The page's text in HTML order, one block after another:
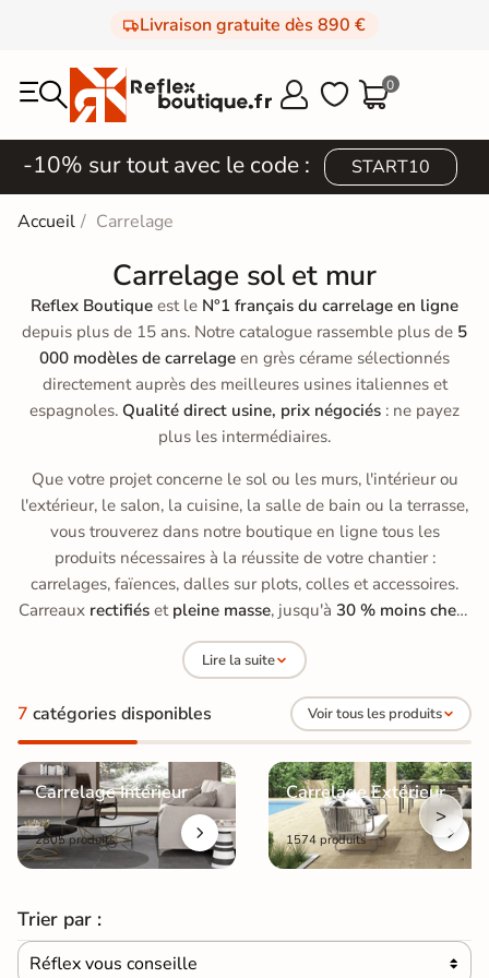
Livraison gratuite dès 890 €
  0
-10% sur tout avec le code : START10
Accueil Carrelage
Carrelage sol et mur
Reflex Boutique est le N°1 français du carrelage en ligne
depuis plus de 15 ans. Notre catalogue rassemble plus de 5
000 modèles de carrelage en grès cérame sélectionnés
directement auprès des meilleures usines italiennes et
espagnoles. Qualité direct usine, prix négociés : ne payez
plus les intermédiaires.
Que votre projet concerne le sol ou les murs, l'intérieur ou
l'extérieur, le salon, la cuisine, la salle de bain ou la terrasse,
vous trouverez dans notre boutique en ligne tous les
produits nécessaires à la réussite de votre chantier :
carrelages, faïences, dalles sur plots, colles et accessoires.
Carreaux rectifiés et pleine masse, jusqu'à 30 % moins chers
qu'en grande surface de bricolage, avec des prix allant de
à 70 €/m².
Lire la suite
7 catégories disponibles Voir tous les produits
Carrelage Intérieur
2805 produits
Carrelage Extérieur
1574 produits
>
Trier par :
Réflex vous conseille 